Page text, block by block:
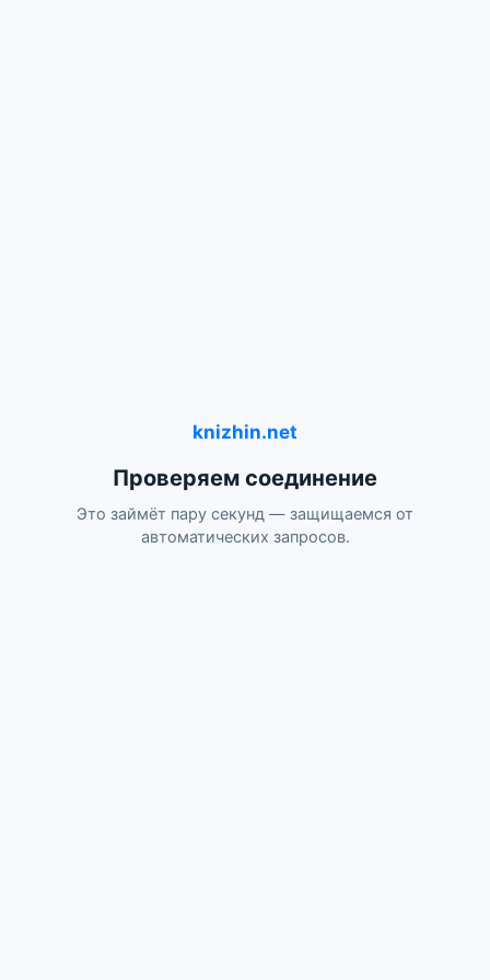
knizhin.net
Проверяем соединение
Это займёт пару секунд — защищаемся от
автоматических запросов.